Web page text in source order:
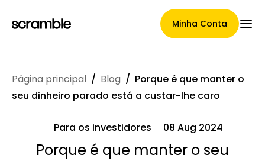
Minha Conta
Página Principal
Termos de cessão de
Página principal / Blog / Porque é que manter o
seu dinheiro parado está a custar-lhe caro
Para os investidores 08 Aug 2024
Porque é que manter o seu